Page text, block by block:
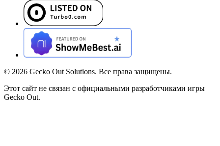
© 2026 Gecko Out Solutions. Все права защищены.
Этот сайт не связан с официальными разработчиками игры
Gecko Out.